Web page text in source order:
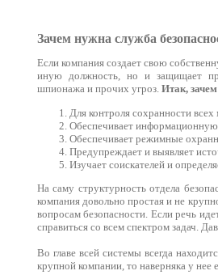
Зачем нужна служба
Если компания создает свою
иную должность, но и защищает
шпионажа и прочих угроз. Итак,
Для контроля сохранности
Обеспечивает информационную
Обеспечивает режимные
Предупреждает и выявляет
Изучает соискателей и
На саму структурность отдела
компания довольно простая и не
вопросам безопасности. Если речь
справиться со всем спектром задач.
Во главе всей системы всегда
крупной компании, то наверняка у нее